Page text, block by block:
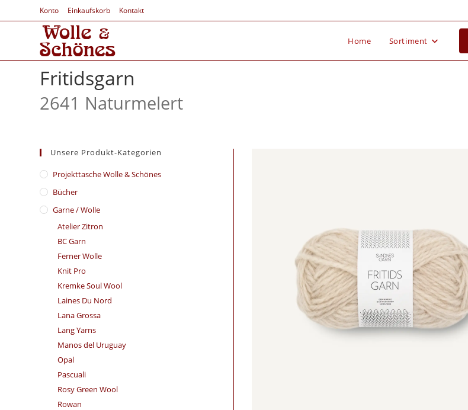
Konto Einkaufskorb Kontakt
Home Sortiment
Fritidsgarn
2641 Naturmelert
Unsere Produkt-Kategorien
​Projekttasche Wolle & Schönes
Bücher
Garne / Wolle
Atelier Zitron
BC Garn
Ferner Wolle
Knit Pro
Kremke Soul Wool
Laines Du Nord
Lana Grossa
Lang Yarns
Manos del Uruguay
Opal
Pascuali
Rosy Green Wool
Rowan